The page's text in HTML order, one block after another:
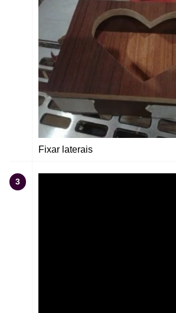
Fixar laterais
3